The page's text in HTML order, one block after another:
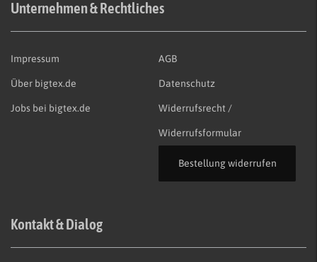
Unternehmen & Rechtliches
Impressum
Über bigtex.de
Jobs bei bigtex.de
AGB
Datenschutz
Widerrufsrecht /
Widerrufsformular
Bestellung widerrufen
Kontakt & Dialog